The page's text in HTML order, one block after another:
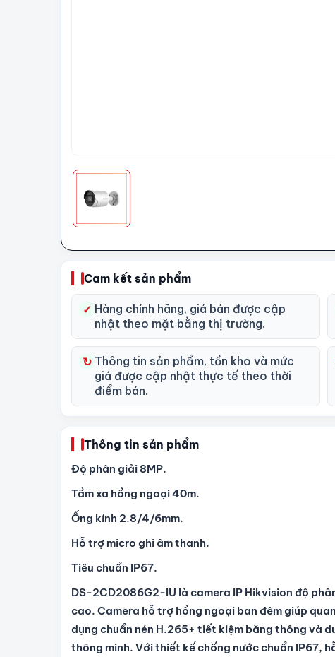
Cam kết sản phẩm
✓ Hàng chính hãng, giá bán được cập
nhật theo mặt bằng thị trường.
↻ Thông tin sản phẩm, tồn kho và mức
giá được cập nhật thực tế theo thời
điểm bán.
Thông tin sản phẩm
Độ phân giải 8MP.
Tầm xa hồng ngoại 40m.
Ống kính 2.8/4/6mm.
Hỗ trợ micro ghi âm thanh.
Tiêu chuẩn IP67.
DS-2CD2086G2-IU là camera IP Hikvision độ
cao. Camera hỗ trợ hồng ngoại ban đêm giúp
dụng chuẩn nén H.265+ tiết kiệm băng thông và
thông minh. Với thiết kế chống nước chuẩn IP67,